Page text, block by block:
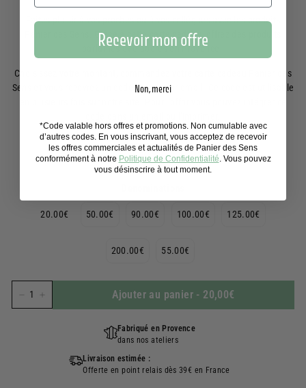
régulier
Faites plaisir à vos proches ou à vos collègues avec les produits
Panier des Sens. Grâce à cette carte cadeau, offrez des produits
parfumés et élaborés en Provence !
Choisissez votre montant, commandez votre carte cadeau Panier des
Sens et vous recevrez un code unique par email. Ce code est utilisable
✔️ Livraison gratuite
✔️ Livraison instantanée par e-mail
20.00€ 50.00€ 90.00€ 100.00€ 125.00€
200.00€ 55.00€
Ajouter au panier - 20,00€
Fabriqué en Provence
dans nos ateliers
Livraison estimée :
Offerte en point relais dès 39€ en France
Recevoir mon offre
Non, merci
*Code valable hors offres et promotions. Non cumulable avec
d’autres codes. En vous inscrivant, vous acceptez de recevoir
les offres commerciales et actualités de Panier des Sens
conformément à notre Politique de Confidentialité . Vous pouvez
vous désinscrire à tout moment.